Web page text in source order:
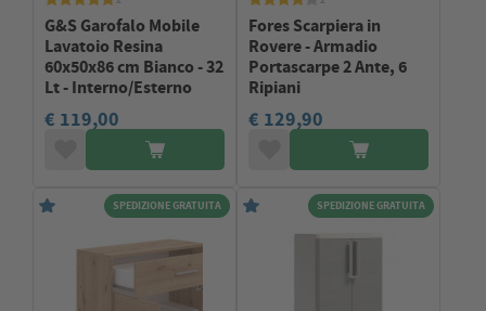
G&S Garofalo Mobile
Lavatoio Resina
60x50x86 cm Bianco - 32
Lt - Interno/Esterno
€ 119,00
Fores Scarpiera in
Rovere - Armadio
Portascarpe 2 Ante, 6
Ripiani
€ 129,90
SPEDIZIONE GRATUITA SPEDIZIONE GRATUITA